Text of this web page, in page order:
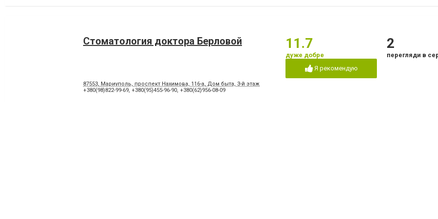
Стоматология доктора Берловой
87553, Мариуполь, проспект Нахимова, 116-а, Дом быта, 3-й этаж
+380(98)822-99-69, +380(95)455-96-90, +380(62)956-08-09
11.7
дуже добре
Я рекомендую
2
перегляди в